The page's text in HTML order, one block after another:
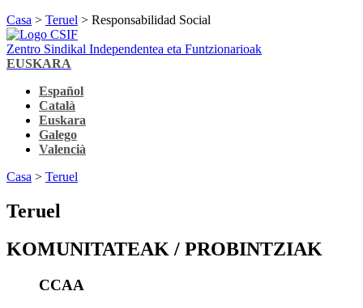
Casa > Teruel > Responsabilidad Social
Zentro Sindikal Independentea eta Funtzionarioak
EUSKARA
Español
Català
Euskara
Galego
Valencià
Casa > Teruel
Teruel
KOMUNITATEAK / PROBINTZIAK
CCAA